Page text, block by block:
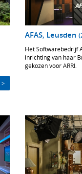
>
AFAS, Leusden
Het Softwarebedrijf
inrichting van haar
gekozen voor ARRI.